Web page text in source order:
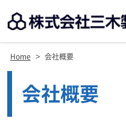
Home > 会社概要
会社概要
Footer